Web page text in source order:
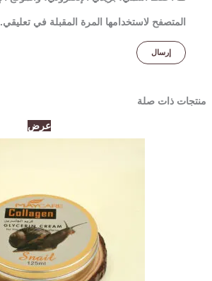
المتصفح لاستخدامها المرة المقبلة في تعليقي.
منتجات ذات صلة
عرض
هو:
السعر
الحالي
هو: